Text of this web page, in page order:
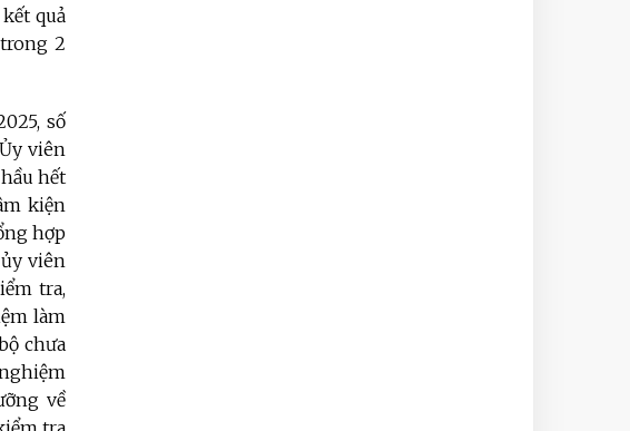
quả
2
số
viên
hết
kiện
hợp
viên
tra,
làm
chưa
về